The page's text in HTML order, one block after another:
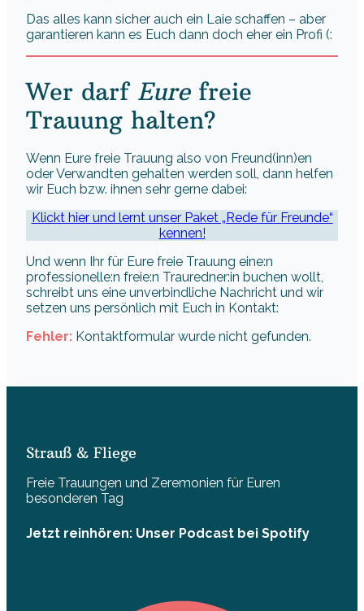
Das alles kann sicher auch ein Laie schaffen – aber
garantieren kann es Euch dann doch eher ein Profi (:
Wer darf Eure freie
Trauung halten?
Wenn Eure freie Trauung also von Freund(inn)en
oder Verwandten gehalten werden soll, dann helfen
wir Euch bzw. ihnen sehr gerne dabei:
Klickt hier und lernt unser Paket „Rede für Freunde“
kennen!
Und wenn Ihr für Eure freie Trauung eine:n
professionelle:n freie:n Trauredner:in buchen wollt,
schreibt uns eine unverbindliche Nachricht und wir
setzen uns persönlich mit Euch in Kontakt:
Fehler: Kontaktformular wurde nicht gefunden.
Strauß & Fliege
Freie Trauungen und Zeremonien für Euren
besonderen Tag
Jetzt reinhören: Unser Podcast bei Spotify